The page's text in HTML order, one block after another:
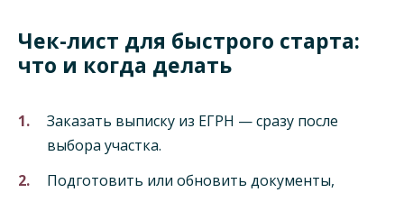
Чек-лист для быстрого старта:
что и когда делать
Заказать выписку из ЕГРН — сразу после
выбора участка.
Подготовить или обновить документы,